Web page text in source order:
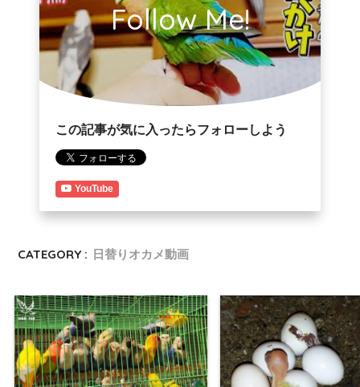
Follow Me!
この記事が気に入ったらフォローしよう
YouTube
CATEGORY : 日替りオカメ動画